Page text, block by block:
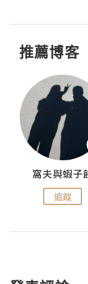
推薦博客
窩夫與蝦子
追蹤